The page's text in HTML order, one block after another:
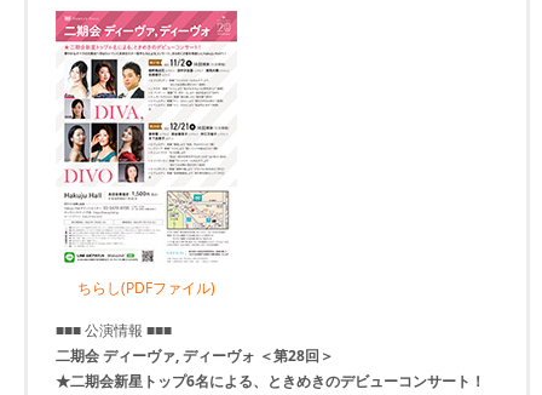
ちらし(PDFファイル)
■■■ 公演情報 ■■■
二期会 ディーヴァ, ディーヴォ ＜第28回＞
★二期会新星トップ6名による、ときめきのデビューコンサート！